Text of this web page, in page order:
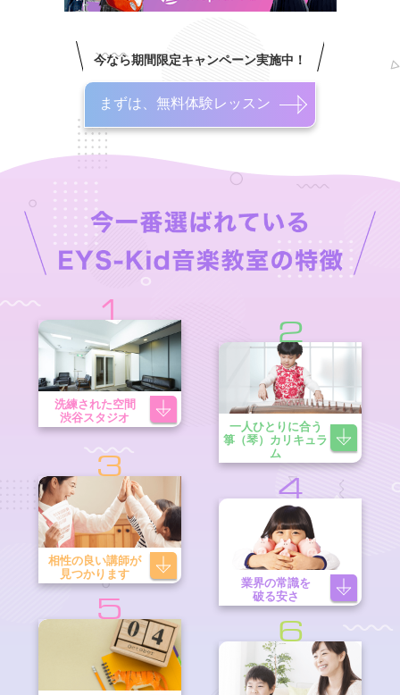
今なら期間限定キャンペーン実施中！
まずは、無料体験レッスン
1
洗練された空間
渋谷スタジオ
2
一人ひとりに合う
箏（琴）カリキュラ
ム
3
相性の良い講師が
見つかります
4
業界の常識を
破る安さ
5
6